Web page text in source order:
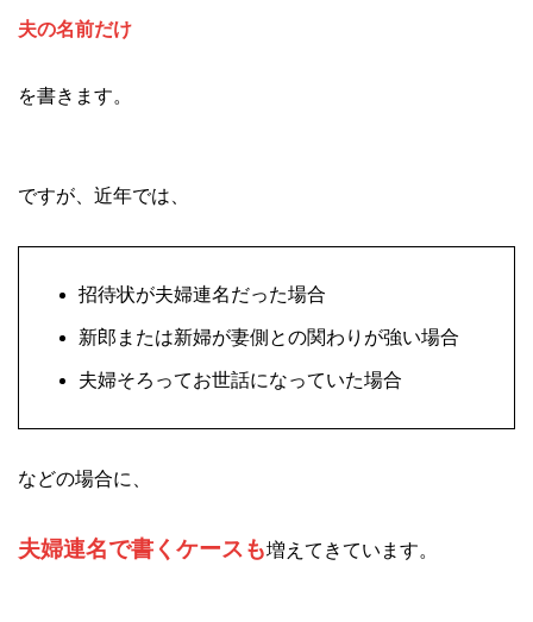
夫の名前だけ
を書きます。
ですが、近年では、
招待状が夫婦連名だった場合
新郎または新婦が妻側との関わりが強い場合
夫婦そろってお世話になっていた場合
などの場合に、
夫婦連名で書くケースも増えてきています。